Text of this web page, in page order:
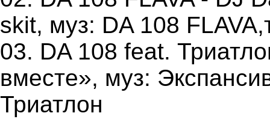
skit, муз: DA 108
03. DA 108 feat.
вместе», муз:
Триатлон